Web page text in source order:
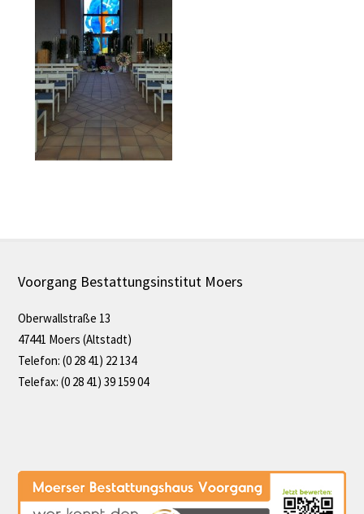
Voorgang Bestattungsinstitut Moers
Oberwallstraße 13
47441 Moers (Altstadt)
Telefon: (0 28 41) 22 134
Telefax: (0 28 41) 39 159 04